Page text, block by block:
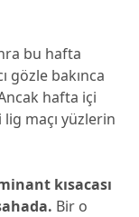
bu hafta
gözle bakınca
hafta içi
maçı yüzlerin
kısacası
Bir o